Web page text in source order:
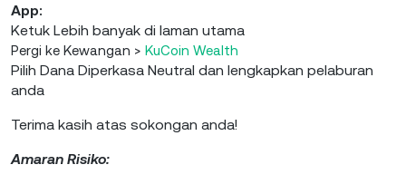
App:
Ketuk Lebih banyak di laman utama
Pergi ke Kewangan > KuCoin Wealth
Pilih Dana Diperkasa Neutral dan lengkapkan pelaburan
anda
Terima kasih atas sokongan anda!
Amaran Risiko: